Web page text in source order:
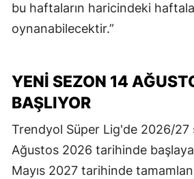
bu haftaların haricindeki
oynanabilecektir.”
YENİ SEZON 14
BAŞLIYOR
Trendyol Süper Lig'de 2026/27
Ağustos 2026 tarihinde
Mayıs 2027 tarihinde